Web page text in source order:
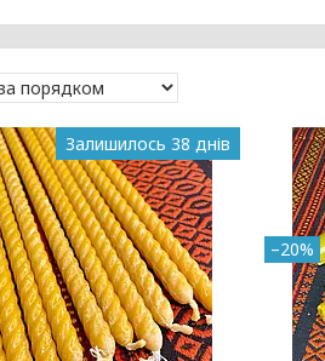
Залишилось 38 днів
–20%